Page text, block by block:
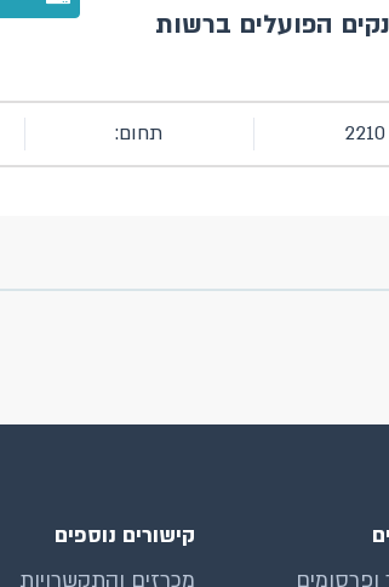
הפועלים ברשות
תחום:
קישורים נוספים
מכרזים והתקשרויות